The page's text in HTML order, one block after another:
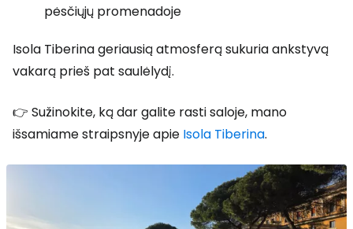
pėsčiųjų promenadoje
Isola Tiberina geriausią atmosferą sukuria ankstyvą
vakarą prieš pat saulėlydį.
👉 Sužinokite, ką dar galite rasti saloje, mano
išsamiame straipsnyje apie Isola Tiberina.